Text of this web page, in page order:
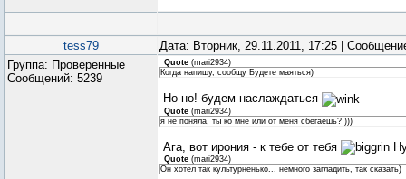
tess79
Дата: Вторник, 29.11.2011, 17:25 |
Группа: Проверенные
Сообщений: 5239
Quote (mari2934)
Когда напишу, сообщу Будете маяться)
Но-но! будем наслаждаться
Quote (mari2934)
я не поняла, ты ко мне или от меня сбегаешь? )))
Ага, вот ирония - к тебе от тебя
Quote (mari2934)
Он хотел так культурненько... немного загладить, так сказать)